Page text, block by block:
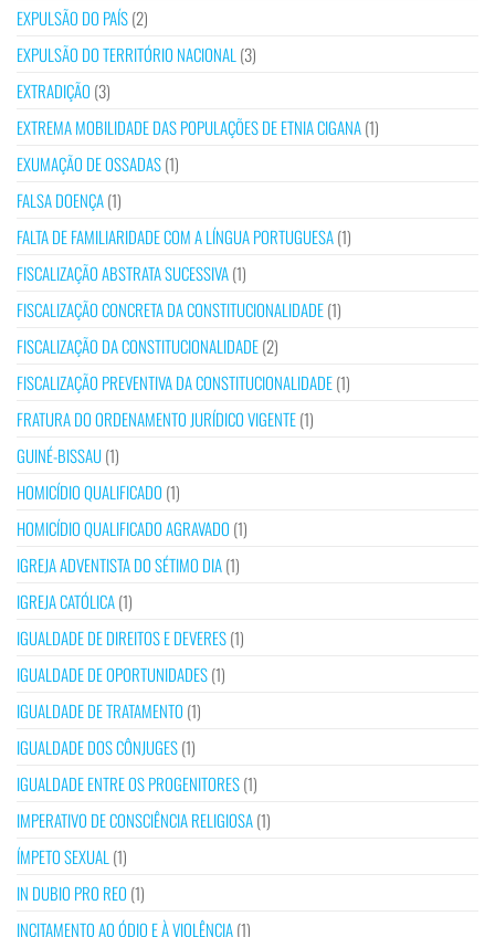
EXPULSÃO DO PAÍS(2)
EXPULSÃO DO TERRITÓRIO NACIONAL (3)
EXTRADIÇÃO (3)
EXTREMA MOBILIDADE DAS POPULAÇÕES DE ETNIA CIGANA(1)
EXUMAÇÃO DE OSSADAS(1)
FALSA DOENÇA(1)
FALTA DE FAMILIARIDADE COM A LÍNGUA PORTUGUESA(1)
FISCALIZAÇÃO ABSTRATA SUCESSIVA(1)
FISCALIZAÇÃO CONCRETA DA CONSTITUCIONALIDADE(1)
FISCALIZAÇÃO DA CONSTITUCIONALIDADE(2)
FISCALIZAÇÃO PREVENTIVA DA CONSTITUCIONALIDADE(1)
FRATURA DO ORDENAMENTO JURÍDICO VIGENTE(1)
GUINÉ-BISSAU(1)
HOMICÍDIO QUALIFICADO (1)
HOMICÍDIO QUALIFICADO AGRAVADO (1)
IGREJA ADVENTISTA DO SÉTIMO DIA(1)
IGREJA CATÓLICA(1)
IGUALDADE DE DIREITOS E DEVERES(1)
IGUALDADE DE OPORTUNIDADES(1)
IGUALDADE DE TRATAMENTO (1)
IGUALDADE DOS CÔNJUGES(1)
IGUALDADE ENTRE OS PROGENITORES(1)
IMPERATIVO DE CONSCIÊNCIA RELIGIOSA(1)
ÍMPETO SEXUAL (1)
IN DUBIO PRO REO (1)
INCITAMENTO AO ÓDIO E À VIOLÊNCIA(1)